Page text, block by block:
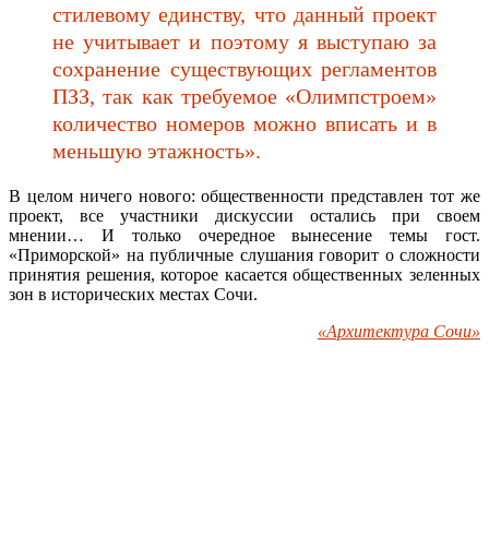
стилевому единству, что данный проект
не учитывает и поэтому я выступаю за
сохранение существующих регламентов
ПЗЗ, так как требуемое «Олимпстроем»
количество номеров можно вписать и в
меньшую этажность».
В целом ничего нового: общественности представлен тот же
проект, все участники дискуссии остались при своем
мнении… И только очередное вынесение темы гост.
«Приморской» на публичные слушания говорит о сложности
принятия решения, которое касается общественных зеленных
зон в исторических местах Сочи.
«Архитектура Сочи»